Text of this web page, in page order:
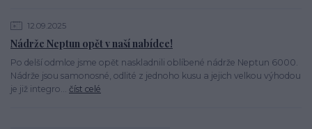
12.09.2025
Nádrže Neptun opět v naší nabídce!
Po delší odmlce jsme opět naskladnili oblíbené nádrže Neptun 6000.
Nádrže jsou samonosné, odlité z jednoho kusu a jejich velkou výhodou
je již integro... číst celé